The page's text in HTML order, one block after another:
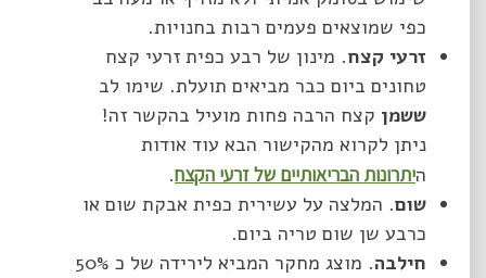
כפי שמוצאים פעמים רבות בחנויות.
זרעי קצח. מינון של רבע כפית זרעי קצח
טחונים ביום כבר מביאים תועלת. שימו לב
ששמןקצח הרבה פחות מועיל בהקשר זה!
ניתן לקרוא מהקישור הבא עוד אודות
יתרונות הבריאותיים של זרעי הקצח.
שום. המלצה על עשירית כפית אבקת שום או
כרבע שן שום טריה ביום.
חילבה
. מוצג מחקר המביא לירידה של כ 50%